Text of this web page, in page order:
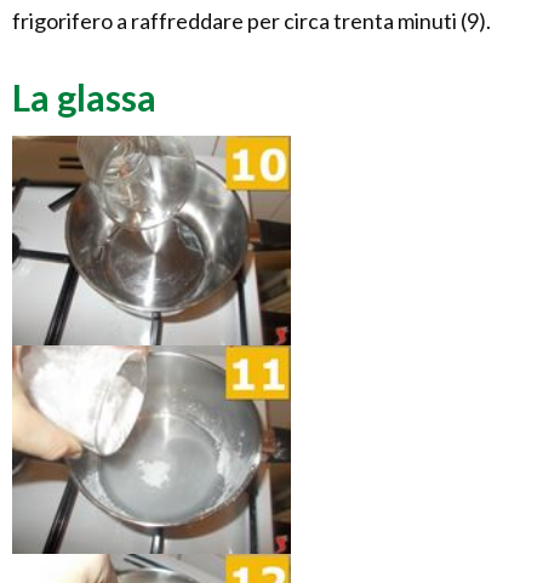
frigorifero a raffreddare per circa trenta minuti (9).
La glassa